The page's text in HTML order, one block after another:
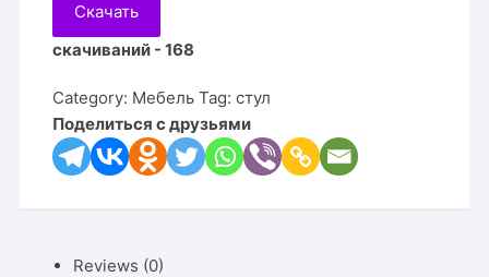
Скачать
скачиваний - 168
Category: Мебель Tag:стул
Поделиться с друзьями
Reviews (0)